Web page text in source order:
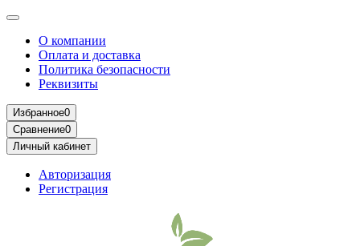
О компании
Оплата и доставка
Политика безопасности
Реквизиты
Избранное0
Сравнение0
Личный кабинет
Авторизация
Регистрация